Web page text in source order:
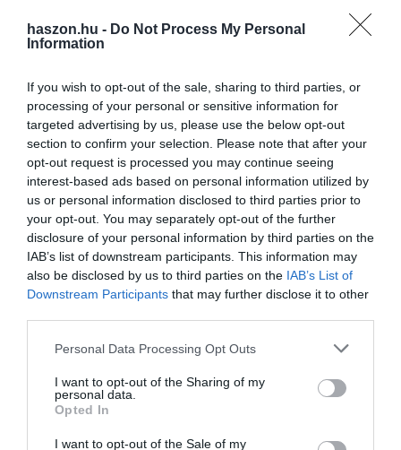
haszon.hu - Do Not Process My Personal
Information
If you wish to opt-out of the sale, sharing to third parties, or
processing of your personal or sensitive information for
targeted advertising by us, please use the below opt-out
section to confirm your selection. Please note that after your
opt-out request is processed you may continue seeing
interest-based ads based on personal information utilized by
us or personal information disclosed to third parties prior to
your opt-out. You may separately opt-out of the further
disclosure of your personal information by third parties on the
IAB’s list of downstream participants. This information may
also be disclosed by us to third parties on the IAB’s List of
Downstream Participants that may further disclose it to other
Please note that this website/app uses one or more Google
not limited to your visit or usage behaviour. You may click to
grant or deny consent to Google and its third-party tags to
use your data for below specified purposes in below Google
consent section.
Personal Data Processing Opt Outs
I want to opt-out of the Sharing of my
personal data.
Opted In
I want to opt-out of the Sale of my
Ha mindenki hozzáfér, miért fizettek 5 millió